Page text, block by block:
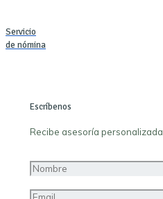
Servicio
de nómina
Escríbenos
Recibe asesoría personalizada